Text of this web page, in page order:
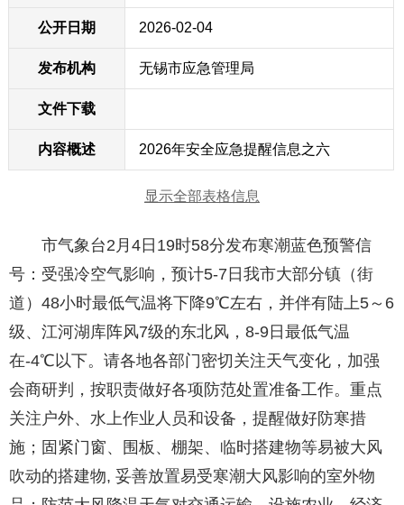
公开日期 2026-02-04
发布机构 无锡市应急管理局
文件下载
内容概述 2026年安全应急提醒信息之六
显示全部表格信息
市气象台2月4日19时58分发布寒潮蓝色预警信
号：受强冷空气影响，预计5-7日我市大部分镇（街
道）48小时最低气温将下降9℃左右，并伴有陆上5～6
级、江河湖库阵风7级的东北风，8-9日最低气温
在-4℃以下。请各地各部门密切关注天气变化，加强
会商研判，按职责做好各项防范处置准备工作。重点
关注户外、水上作业人员和设备，提醒做好防寒措
施；固紧门窗、围板、棚架、临时搭建物等易被大风
吹动的搭建物, 妥善放置易受寒潮大风影响的室外物